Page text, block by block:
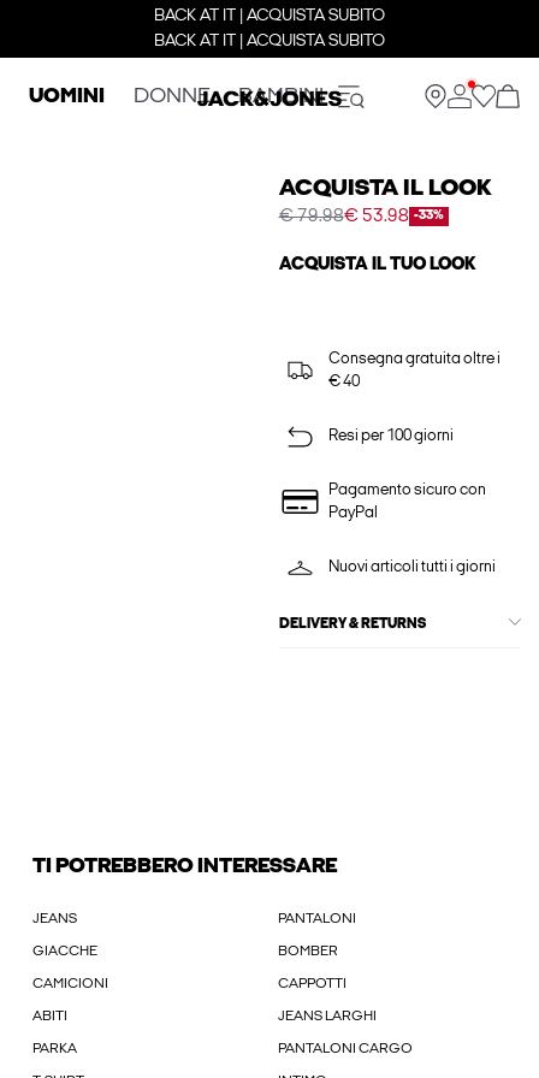
BACK AT IT | ACQUISTA SUBITO
BACK AT IT | ACQUISTA SUBITO
UOMINI DONNE BAMBINI
ACQUISTA IL LOOK
€ 79.98€ 53.98 -33%
ACQUISTA IL TUO LOOK
Consegna gratuita oltre i
€ 40
Resi per 100 giorni
Pagamento sicuro con
PayPal
Nuovi articoli tutti i giorni
DELIVERY & RETURNS
TI POTREBBERO INTERESSARE
JEANS PANTALONI
GIACCHE BOMBER
CAMICIONI CAPPOTTI
ABITI JEANS LARGHI
PARKA PANTALONI CARGO